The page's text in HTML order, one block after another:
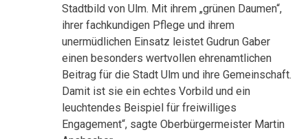
Stadtbild von Ulm. Mit ihrem „grünen Daumen“,
ihrer fachkundigen Pflege und ihrem
unermüdlichen Einsatz leistet Gudrun Gaber
einen besonders wertvollen ehrenamtlichen
Beitrag für die Stadt Ulm und ihre Gemeinschaft.
Damit ist sie ein echtes Vorbild und ein
leuchtendes Beispiel für freiwilliges
Engagement“, sagte Oberbürgermeister Martin